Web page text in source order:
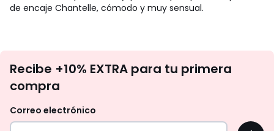
de encaje Chantelle, cómodo y muy sensual.
te
tu
Recibe +10% EXTRA para tu primera
compra
Correo electrónico
OK